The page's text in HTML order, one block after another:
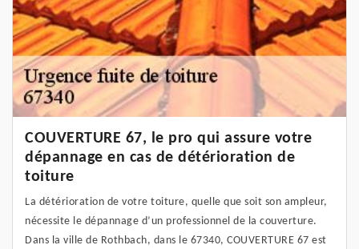
COUVERTURE 67, le pro qui assure votre
dépannage en cas de détérioration de
toiture
La détérioration de votre toiture, quelle que soit son ampleur,
nécessite le dépannage d’un professionnel de la couverture.
Dans la ville de Rothbach, dans le 67340, COUVERTURE 67 est